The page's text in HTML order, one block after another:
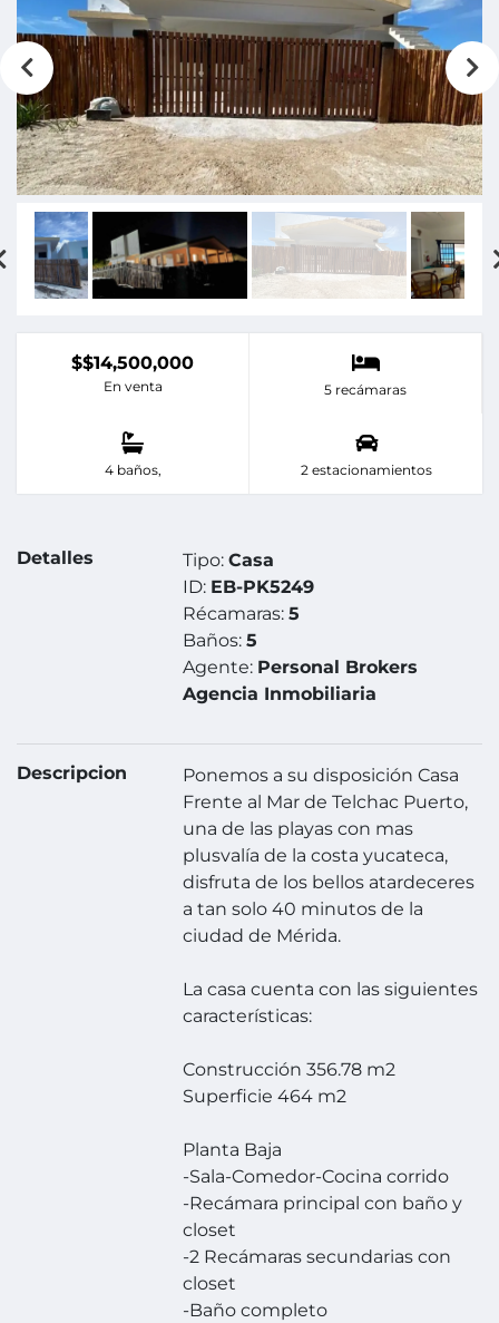
$$14,500,000
En venta 5 recámaras
4 baños, 2 estacionamientos
Detalles Tipo:Casa
ID: EB-PK5249
Récamaras:5
Baños:5
Agente: Personal Brokers
Agencia Inmobiliaria
Descripcion
Ponemos a su disposición Casa
Frente al Mar de Telchac Puerto,
una de las playas con mas
plusvalía de la costa yucateca,
disfruta de los bellos atardeceres
a tan solo 40 minutos de la
ciudad de Mérida.
La casa cuenta con las siguientes
características:
Construcción 356.78 m2
Superficie 464 m2
Planta Baja
-Sala-Comedor-Cocina corrido
-Recámara principal con baño y
closet
-2 Recámaras secundarias con
closet
-Baño completo